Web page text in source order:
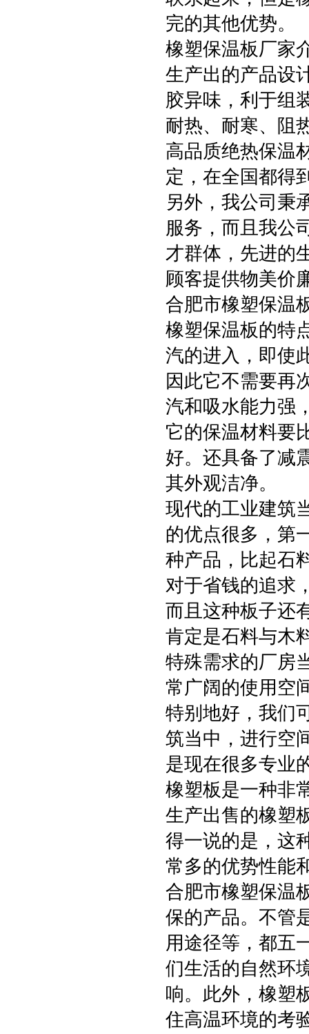
完的其他优势。
橡塑保温板厂家
生产出的产品设
胶异味，利于组
耐热、耐寒、阻
高品质绝热保温
定，在全国都得
另外，我公司秉
服务，而且我公
才群体，先进的
顾客提供物美价
合肥市橡塑保温
橡塑保温板的特
汽的进入，即使
因此它不需要再
汽和吸水能力强
它的保温材料要
好。还具备了减
其外观洁净。
现代的工业建筑
的优点很多，第
种产品，比起石
对于省钱的追求
而且这种板子还
肯定是石料与木
特殊需求的厂房
常广阔的使用空
特别地好，我们
筑当中，进行空
是现在很多专业
橡塑板是一种非
生产出售的橡塑
得一说的是，这
常多的优势性能
合肥市橡塑保温
保的产品。不管
用途径等，都五
们生活的自然环
响。此外，橡塑
住高温环境的考